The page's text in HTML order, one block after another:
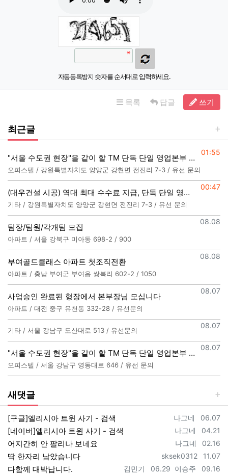
자동등록방지 숫자를 순서대로 입력하세요.
목록 답글 쓰기
최근글
등록일
01:55
"서울 수도권 현장"을 같이 할 TM 단독 단일 영업본부 팀 선착순 모집
오피스텔 / 강원특별자치도 양양군 강현면 전진리 7-3 / 유선 문의
등록일
00:47
(대우건설 시공) 역대 최대 수수료 지급, 단독 단일 영업본부 선착순 모집
기타 / 강원특별자치도 양양군 강현면 전진리 7-3 / 유선 문의
등록일
08.08
팀장/팀원/각개팀 모집
아파트 / 서울 강북구 미아동 698-2 / 900
등록일
08.08
부여골드클래스 아파트 첫조직전환
아파트 / 충남 부여군 부여읍 쌍북리 602-2 / 1050
등록일
08.07
사업승인 완료된 형장에서 본부장님 모십니다
아파트 / 대전 중구 유천동 332-28 / 유선문의
등록일
08.07
기타 / 서울 강남구 도산대로 513 / 유선문의
등록일
08.07
"서울 수도권 현장"을 같이 할 TM 단독 단일 영업본부 팀 선착순 모집
오피스텔 / 서울 강남구 영동대로 646 / 유선 문의
새댓글
등록자
나그네 등록일
06.07
[구글]엘리시아 트윈 사기 - 검색
등록자
나그네 등록일
04.21
[네이버]엘리시아 트윈 사기 - 검색
등록자
나그네 등록일
02.16
어지간히 안 팔리나 보네요
등록자
sksek0312 등록일
11.07
딱 한자리 남았습니다
등록자
이승주 등록일
09.16
등록자
김민기 등록일
06.29
다함께 대박납니다.